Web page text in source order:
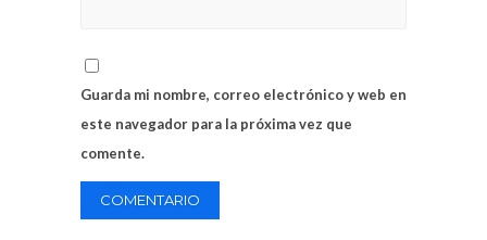
Guarda mi nombre, correo electrónico y web en
este navegador para la próxima vez que
comente.